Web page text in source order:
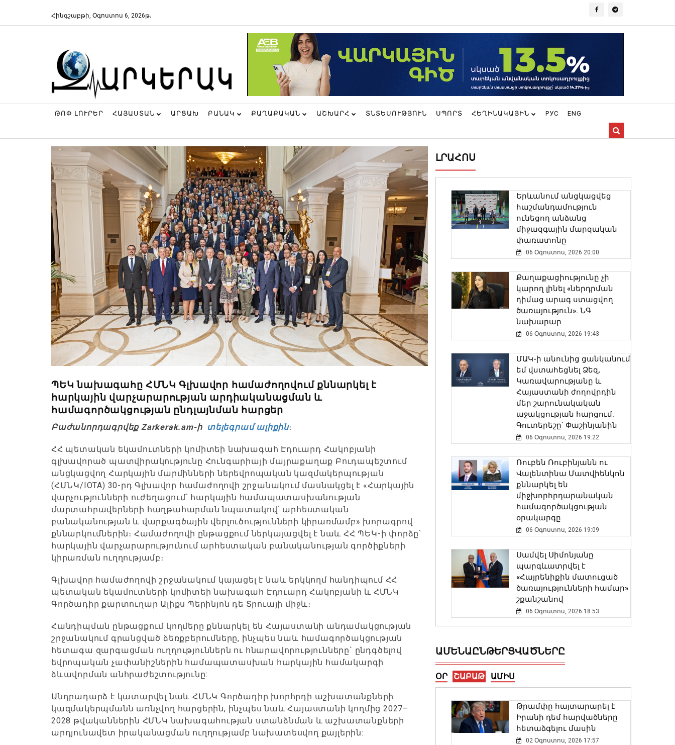
Հինգշաբթի, Օգոստոս 6, 2026թ․
ԹՈՓ ԼՈՒՐԵՐ ՀԱՅԱՍՏԱՆ ԱՐՑԱԽ ԲԱՆԱԿ ՔԱՂԱՔԱԿԱՆ ԱՇԽԱՐՀ ՏՆՏԵՍՈՒԹՅՈՒՆ ՍՊՈՐՏ ՀԵՂԻՆԱԿԱՅԻՆ РУС ENG
ՊԵԿ նախագահը ՀՄՆԿ Գլխավոր համաժողովում քննարկել է
հարկային վարչարարության արդիականացման և
համագործակցության ընդլայնման հարցեր
Բաժանորդագրվեք Zarkerak.am-ի տելեգրամ ալիքին։
ՀՀ պետական եկամուտների կոմիտեի նախագահ Էդուարդ Հակոբյանի
գլխավորած պատվիրակությունը Հունգարիայի մայրաքաղաք Բուդապեշտում
անցկացվող Հարկային մարմինների ներեվրոպական կազմակերպության
(ՀՄՆԿ/IOTA) 30-րդ Գլխավոր համաժողովի շրջանակում մասնակցել է «Հարկային
վարչությունների ուժեղացում՝ հարկային համապատասխանության
մարտահրավերների հաղթահարման նպատակով՝ արհեստական
բանականության և վարքագծային վերլուծությունների կիրառմամբ» խորագրով
քննարկումներին։ Համաժողովի ընթացքում ներկայացվել է նաև ՀՀ ՊԵԿ-ի փորձը՝
հարկային վարչարարությունում արհեստական բանականության գործիքների
կիրառման ուղղությամբ։
Գլխավոր համաժողովի շրջանակում կայացել է նաև երկկողմ հանդիպում ՀՀ
պետական եկամուտների կոմիտեի նախագահ Էդուարդ Հակոբյանի և ՀՄՆԿ
Գործադիր քարտուղար Ալիքս Պերինյոն դե Տրուայի միջև։
Հանդիպման ընթացքում կողմերը քննարկել են Հայաստանի անդամակցության
շրջանակում գրանցված ձեռքբերումները, ինչպես նաև համագործակցության
հետագա զարգացման ուղղություններն ու հնարավորությունները` ընդգծելով
եվրոպական չափանիշներին համապատասխան հարկային համակարգի
ձևավորման անհրաժեշտությունը:
Անդրադարձ է կատարվել նաև ՀՄՆԿ Գործադիր խորհրդի աշխատանքների
կազմակերպմանն առնչվող հարցերին, ինչպես նաև Հայաստանի կողմից 2027–
2028 թվականներին ՀՄՆԿ նախագահության ստանձնման և աշխատանքների
արդյունավետ իրականացման ուղղությամբ նախատեսվող քայլերին:
ԼՐԱՀՈՍ
Երևանում անցկացվեց
հաշմանդամություն
ունեցող անձանց
միջազգային մարզական
փառատոնը
06 Օգոստոս, 2026 20:00
Քաղաքացիությունը չի
կարող լինել «ներդրման
դիմաց արագ ստացվող
ծառայություն». ՆԳ
նախարար
06 Օգոստոս, 2026 19:43
ՄԱԿ-ի անունից ցանկանում
եմ վստահեցնել Ձեզ,
Կառավարությանը և
Հայաստանի ժողովրդին
մեր շարունակական
աջակցության հարցում.
Գուտերեշը՝ Փաշինյանին
06 Օգոստոս, 2026 19:22
Ռուբեն Ռուբինյանն ու
Վալենտինա Մատվիենկոն
քննարկել են
միջխորհրդարանական
համագործակցության
օրակարգը
06 Օգոստոս, 2026 19:09
Սամվել Սիմոնյանը
պարգևատրվել է
«Հայրենիքին մատուցած
ծառայությունների համար»
շքանշանով
06 Օգոստոս, 2026 18:53
ստորագրության
Հայտնաբերվել է անկանոն
երթևեկող օտարերկրյա
համարանիշերով «Նիվա»-ն․
տեսանյութ
ԱՄԵՆԱԸՆԹԵՐՑՎԱԾՆԵՐԸ
ՕՐ ՇԱԲԱԹ ԱՄԻՍ
Թրամփը հայտարարել է
Իրանի դեմ հարվածները
հետաձգելու մասին
02 Օգոստոս, 2026 17:57